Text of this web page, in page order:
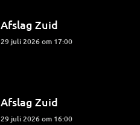
Afslag Zuid
29 juli 2026 om 17:00
Afslag Zuid
29 juli 2026 om 16:00